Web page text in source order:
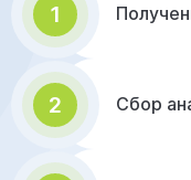
1
2 Сбор